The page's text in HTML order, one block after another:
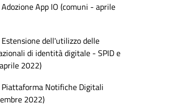
App IO (comuni - aprile
dell'utilizzo delle
di identità digitale - SPID e
2022)
Notifiche Digitali
2022)